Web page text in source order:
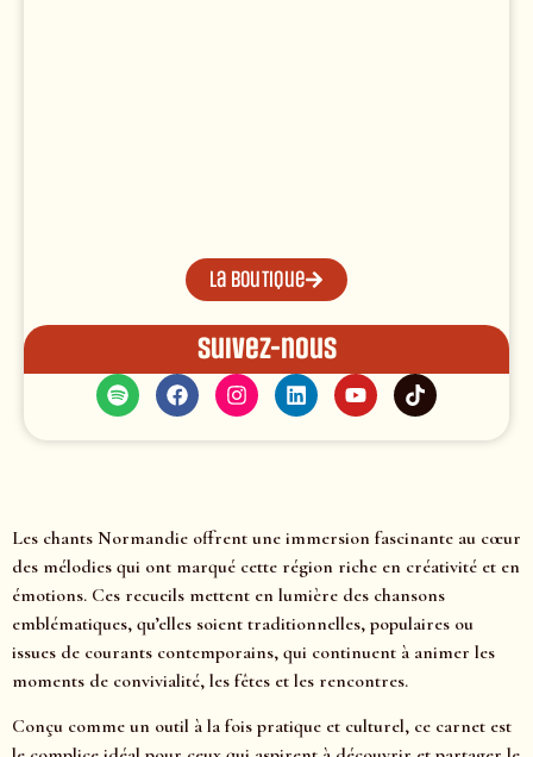
La boutique
Suivez-nous
Les chants Normandie offrent une immersion fascinante au cœur
des mélodies qui ont marqué cette région riche en créativité et en
émotions. Ces recueils mettent en lumière des chansons
emblématiques, qu’elles soient traditionnelles, populaires ou
issues de courants contemporains, qui continuent à animer les
moments de convivialité, les fêtes et les rencontres.
Conçu comme un outil à la fois pratique et culturel, ce carnet est